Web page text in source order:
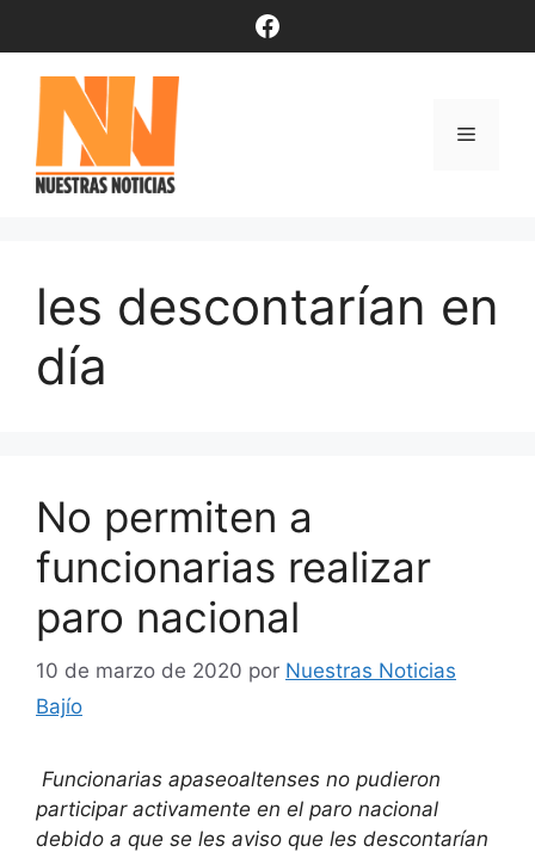
contenido
Facebook
Menú
les descontarían en
día
No permiten a
funcionarias realizar
paro nacional
10 de marzo de 2020 por Nuestras Noticias
Bajío
Funcionarias apaseoaltenses no pudieron
participar activamente en el paro nacional
debido a que se les aviso que les descontarían